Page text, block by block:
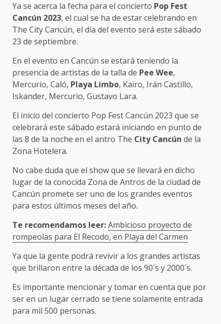
Ya se acerca la fecha para el concierto Pop Fest
Cancún 2023, el cual se ha de estar celebrando en
The City Cancún, el día del evento será este sábado
23 de septiembre.
En el evento en Cancún se estará teniendo la
presencia de artistas de la talla de Pee Wee,
Mercurio, Caló, Playa Limbo, Kairo, Irán Castillo,
Iskander, Mercurio, Gustavo Lara.
El inicio del concierto Pop Fest Cancún 2023 que se
celebrará este sábado estará iniciando en punto de
las 8 de la noche en el antro The City Cancún de la
Zona Hotelera.
No cabe duda que el show que se llevará en dicho
lugar de la conocida Zona de Antros de la ciudad de
Cancún promete ser uno de los grandes eventos
para estos últimos meses del año.
Te recomendamos leer:Ambicioso proyecto de
rompeolas para El Recodo, en Playa del Carmen
Ya que la gente podrá revivir a los grandes artistas
que brillaron entre la década de los 90´s y 2000´s.
Es importante mencionar y tomar en cuenta que por
ser en un lugar cerrado se tiene solamente entrada
para mil 500 personas.